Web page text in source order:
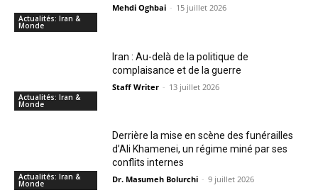
Actualités: Iran &
Monde
Mehdi Oghbai - 15 juillet 2026
Actualités: Iran &
Monde
Iran : Au-delà de la politique de
complaisance et de la guerre
Staff Writer - 13 juillet 2026
Actualités: Iran &
Monde
Derrière la mise en scène des funérailles
d’Ali Khamenei, un régime miné par ses
conflits internes
Dr. Masumeh Bolurchi - 9 juillet 2026